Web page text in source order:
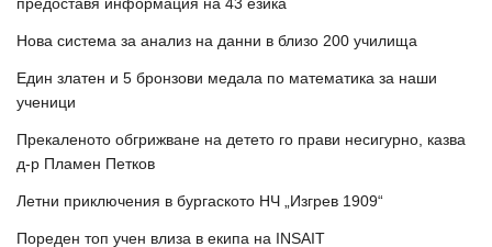
Нова система за анализ на данни в близо 200 училища
Един златен и 5 бронзови медала по математика за наши
ученици
Прекаленото обгрижване на детето го прави несигурно, казва
д-р Пламен Петков
Летни приключения в бургаското НЧ „Изгрев 1909“
Пореден топ учен влиза в екипа на INSAIT